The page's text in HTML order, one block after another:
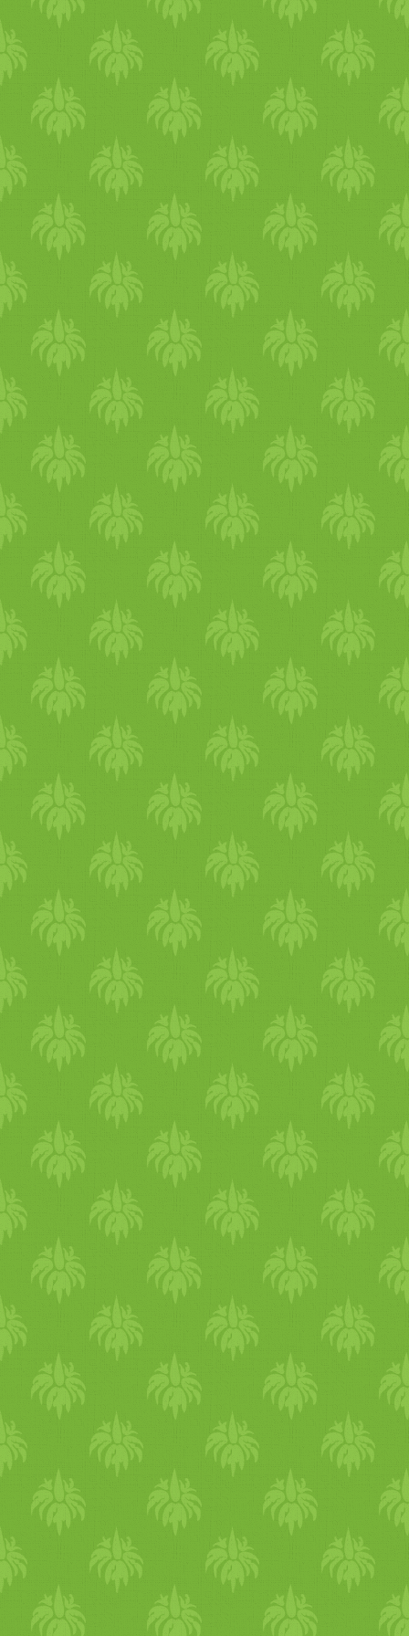
problémákat okoz, ezért a
tünetek az ezekre jellemző
képet mutatják. Sápadtság,
fáradékonyság, légszomj,
szapora szívverés,
megnagyobbodott lép,
tükörnyelv, gyomor,
bélrendszeri zavarok,
végtagzsibbadás,
egyensúlyzavar, reflexkiesés,
kóros reflexek,
izomgyengeség, járási
nehézség, látászavar,
memóriazavar,
ingerlékenység, depresszió,
hallucináció,
személyiségzavarok,
leépülés. Miben van B12? A
szakirodalom jelenlegi
álláspontja szerint állati
eredetű táplálékból
szerezhető meg (máj, hús,
hal, tojás, tejtermékek).
ezeket a vegán életmód
teljességgel kizárja, más
forrásokat kell keresni.
Néhány cikk említi, hogy
sörélesztőben, algákban,
mosatlan organikus eredetű
zöldségekben
előfordul. A sörélesztőben,
élesztőkben nincs (ha lenne